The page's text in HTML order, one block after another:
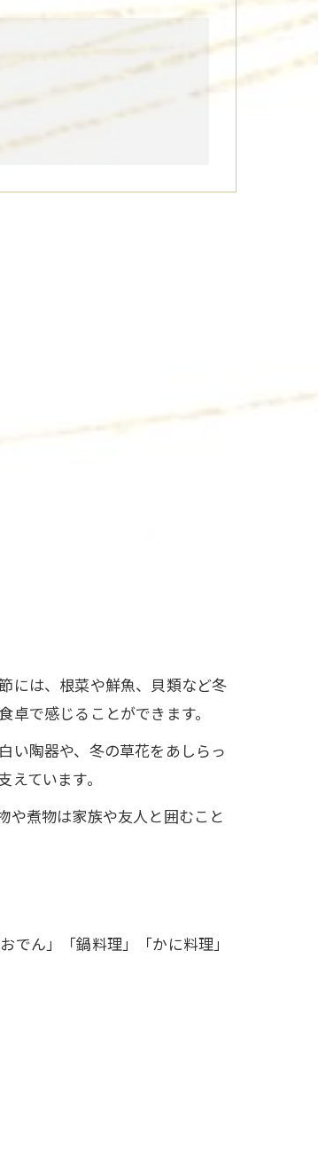
には、根菜や鮮魚、貝類など冬
で感じることができます。
い陶器や、冬の草花をあしらっ
ています。
や煮物は家族や友人と囲むこと
ん」「鍋料理」「かに料理」